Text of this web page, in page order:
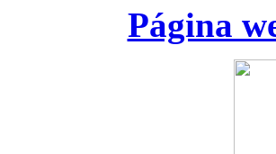
Página